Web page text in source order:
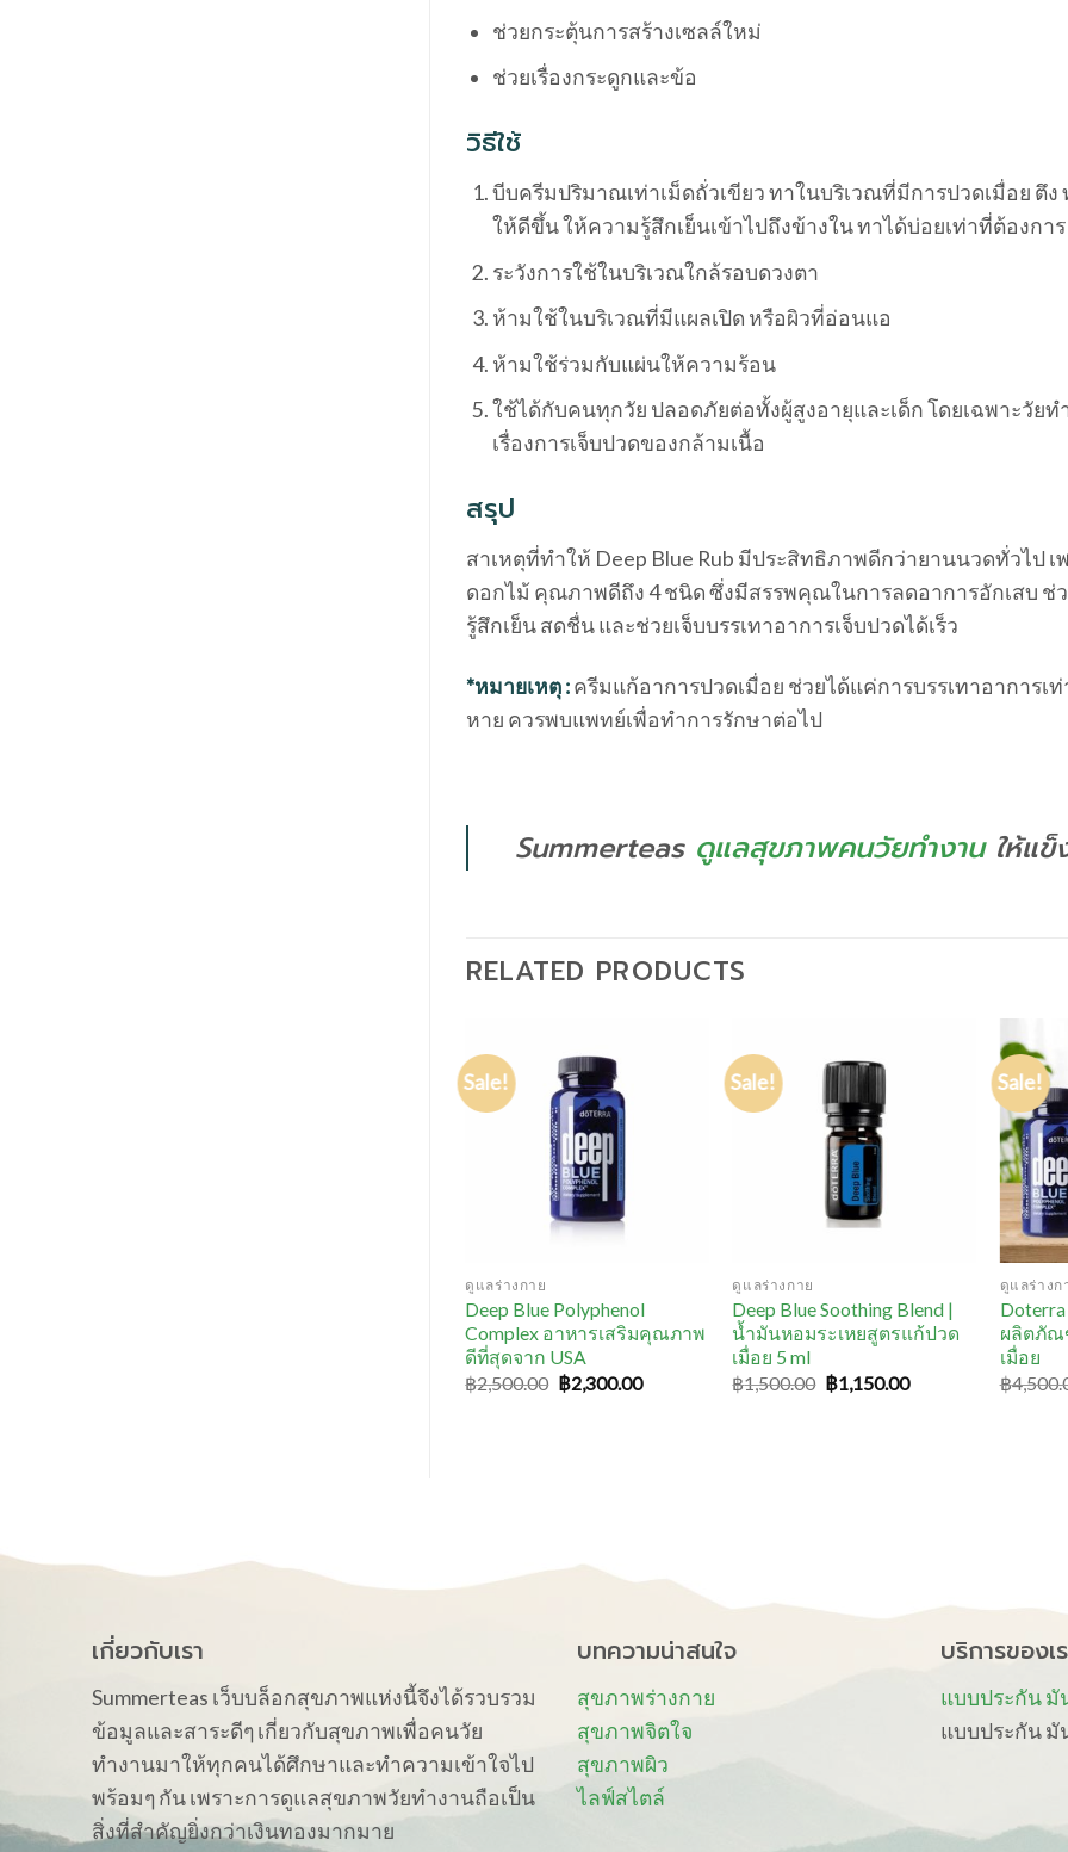
ช่วยกระตุ้นการสร้างเซลล์ใหม่
ช่วยเรื่องกระดูกและข้อ
วิธีใช้
บีบครีมปริมาณเท่าเม็ดถั่วเขียว ทาในบริเวณที่มีการปวดเมื่อย ตึง
ให้ดีขึ้น ให้ความรู้สึกเย็นเข้าไปถึงข้างใน ทาได้บ่อยเท่าที่ต้องการ
ระวังการใช้ในบริเวณใกล้รอบดวงตา
ห้ามใช้ในบริเวณที่มีแผลเปิด หรือผิวที่อ่อนแอ
ห้ามใช้ร่วมกับแผ่นให้ความร้อน
ใช้ได้กับคนทุกวัย ปลอดภัยต่อทั้งผู้สูงอายุและเด็ก โดยเฉพาะวั
เรื่องการเจ็บปวดของกล้ามเนื้อ
สรุป
สาเหตุที่ทำให้ Deep Blue Rub มีประสิทธิภาพดีกว่ายานนวดทั่วไป
ดอกไม้ คุณภาพดีถึง 4 ชนิด ซึ่งมีสรรพคุณในการลดอาการอักเสบ ช่
รู้สึกเย็น สดชื่น และช่วยเจ็บบรรเทาอาการเจ็บปวดได้เร็ว
*หมายเหตุ :ครีมแก้อาการปวดเมื่อย ช่วยได้แค่การบรรเทาอาการเ
หาย ควรพบแพทย์เพื่อทำการรักษาต่อไป
Summerteas ดูแลสุขภาพคนวัยทำงานให้แข็
RELATED PRODUCTS
Sale!
ดูแลร่างกาย
Deep Blue Polyphenol
Complex อาหารเสริมคุณภาพ
ดีที่สุดจาก USA
฿2,500.00 ฿2,300.00
Sale!
ดูแลร่างกาย
Deep Blue Soothing Blend |
น้ำมันหอมระเหยสูตรแก้ปวด
เมื่อย 5 ml
฿1,500.00 ฿1,150.00
Sale!
ดูแลร่างก
Doterra
ผลิตภัณ
เมื่อย
฿
เกี่ยวกับเรา
Summerteas เว็บบล็อกสุขภาพแห่งนี้จึงได้รวบรวม
ข้อมูลและสาระดีๆ เกี่ยวกับสุขภาพเพื่อคนวัย
ทำงานมาให้ทุกคนได้ศึกษาและทำความเข้าใจไป
พร้อมๆ กัน เพราะการดูแลสุขภาพวัยทำงานถือเป็น
สิ่งที่สำคัญยิ่งกว่าเงินทองมากมาย
บทความน่าสนใจ
สุขภาพร่างกาย
สุขภาพจิตใจ
สุขภาพผิว
ไลฟ์สไตล์
บริการของเ
แบบประกัน มั
แบบประกัน มั